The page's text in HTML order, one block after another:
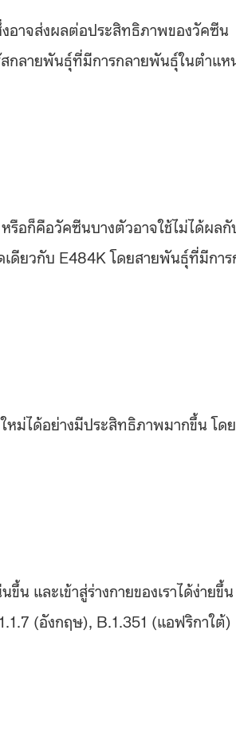
อาจส่งผลต่อประสิทธิภาพของวัคซีน
กลายพันธุ์ที่มีการกลายพันธุ์ในตำแห
อก็คือวัคซีนบางตัวอาจใช้ไม่ได้ผลกั
ดียวกับ E484K โดยสายพันธุ์ที่มีการ
ม่ได้อย่างมีประสิทธิภาพมากขึ้น โดย
และเข้าสู่ร่างกายของเราได้ง่ายขึ้น
(อังกฤษ), B.1.351 (แอฟริกาใต้)